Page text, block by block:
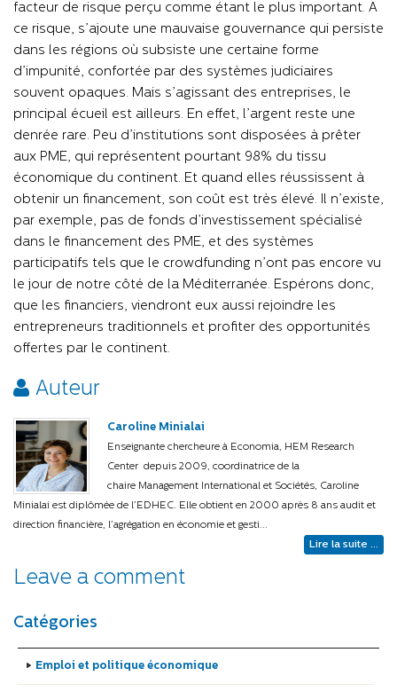
facteur de risque perçu comme étant le plus important. A
ce risque, s’ajoute une mauvaise gouvernance qui persiste
dans les régions où subsiste une certaine forme
d’impunité, confortée par des systèmes judiciaires
souvent opaques. Mais s’agissant des entreprises, le
principal écueil est ailleurs. En effet, l’argent reste une
denrée rare. Peu d’institutions sont disposées à prêter
aux PME, qui représentent pourtant 98% du tissu
économique du continent. Et quand elles réussissent à
obtenir un financement, son coût est très élevé. Il n’existe,
par exemple, pas de fonds d’investissement spécialisé
dans le financement des PME, et des systèmes
participatifs tels que le crowdfunding n’ont pas encore vu
le jour de notre côté de la Méditerranée. Espérons donc,
que les financiers, viendront eux aussi rejoindre les
entrepreneurs traditionnels et profiter des opportunités
offertes par le continent.
Auteur
Caroline Minialai
Enseignante chercheure à Economia, HEM Research
Center depuis 2009, coordinatrice de la
chaire Management International et Sociétés, Caroline
Minialai est diplômée de l’EDHEC. Elle obtient en 2000 après 8 ans audit et
direction financière, l’agrégation en économie et gesti...
Lire la suite ...
Leave a comment
Catégories
Emploi et politique économique